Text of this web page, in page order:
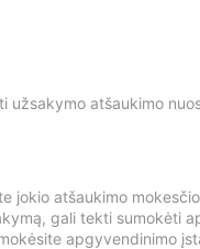
atšaukimo
jokio atšaukimo
gali tekti sumokėti
apgyvendinimo